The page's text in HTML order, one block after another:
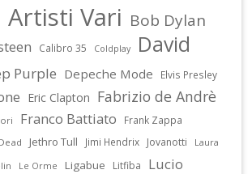
Artisti Vari Bob Dylan
Calibro 35 Coldplay
David
Purple Depeche Mode Elvis Presley
Eric Clapton Fabrizio de Andrè
Franco Battiato Frank Zappa
Jethro Tull Jimi Hendrix Jovanotti
Laura
Le Orme Ligabue Litfiba
Lucio